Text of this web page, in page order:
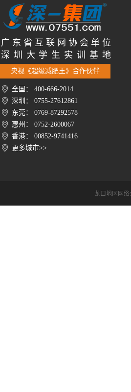
广 东 省 互 联 网 协 会 单 位
深 圳 大 学 生 实 训 基 地
央视《超级减肥王》合作伙伴
全国： 400-666-2014
深圳： 0755-27612861
东莞： 0769-87292578
惠州： 0752-2600067
香港： 00852-9741416
更多城市>>
龙口地区网